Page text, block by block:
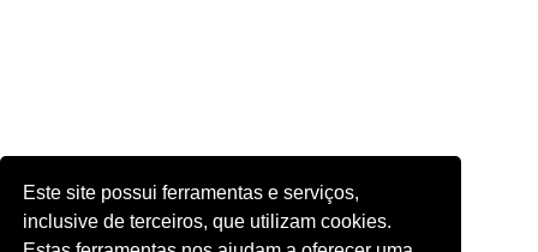
Este site possui ferramentas e serviços,
inclusive de terceiros, que utilizam cookies.